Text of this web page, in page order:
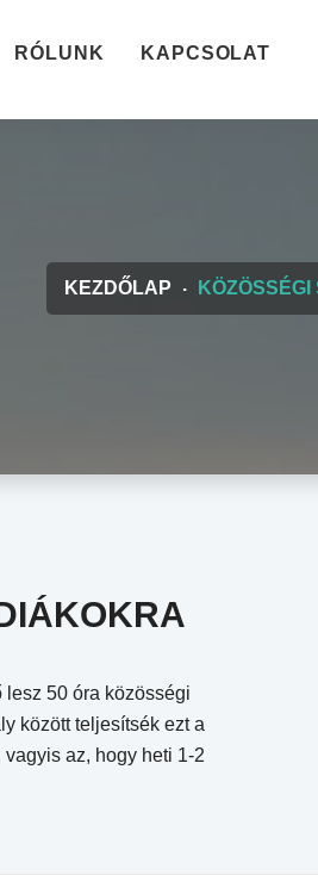
RÓLUNK KAPCSOLAT
KEZDŐLAP
50 óra közösségi
között teljesítsék ezt a
az, hogy heti 1-2